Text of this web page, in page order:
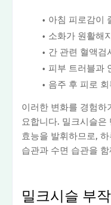
아침 피로감이
소화가 원활해
간 관련 혈액검
피부 트러블과
음주 후 피로
이러한 변화를 경험하
요합니다. 밀크시슬은
효능을 발휘하므로,
습관과 수면 습관을
밀크시슬 부